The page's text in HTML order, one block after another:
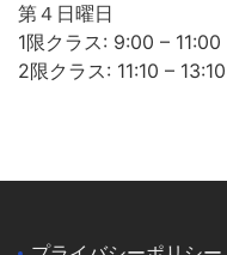
第４日曜日
1限クラス: 9:00 – 11:00
2限クラス: 11:10 – 13:10